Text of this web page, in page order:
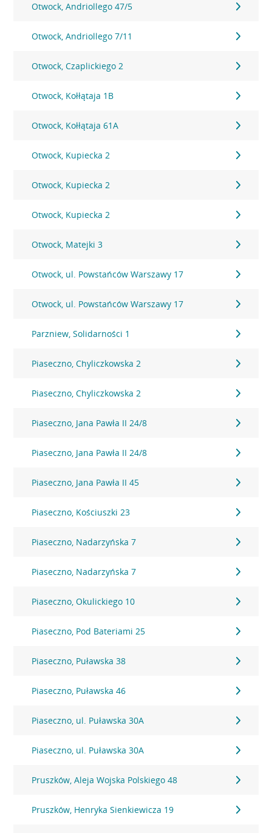
Otwock, Andriollego 47/5
Otwock, Andriollego 7/11
Otwock, Czaplickiego 2
Otwock, Kołłątaja 1B
Otwock, Kołłątaja 61A
Otwock, Kupiecka 2
Otwock, Kupiecka 2
Otwock, Kupiecka 2
Otwock, Matejki 3
Otwock, ul. Powstańców Warszawy 17
Otwock, ul. Powstańców Warszawy 17
Parzniew, Solidarności 1
Piaseczno, Chyliczkowska 2
Piaseczno, Chyliczkowska 2
Piaseczno, Jana Pawła II 24/8
Piaseczno, Jana Pawła II 24/8
Piaseczno, Jana Pawła II 45
Piaseczno, Kościuszki 23
Piaseczno, Nadarzyńska 7
Piaseczno, Nadarzyńska 7
Piaseczno, Okulickiego 10
Piaseczno, Pod Bateriami 25
Piaseczno, Puławska 38
Piaseczno, Puławska 46
Piaseczno, ul. Puławska 30A
Piaseczno, ul. Puławska 30A
Pruszków, Aleja Wojska Polskiego 48
Pruszków, Henryka Sienkiewicza 19